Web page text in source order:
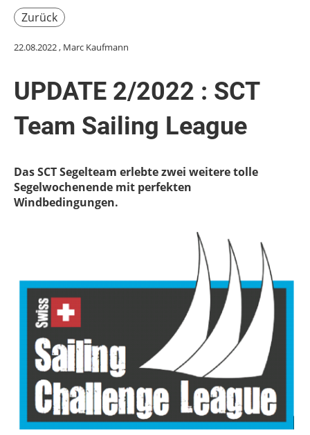
Zurück
22.08.2022, Marc Kaufmann
UPDATE 2/2022 : SCT
Team Sailing League
Das SCT Segelteam erlebte zwei weitere tolle
Segelwochenende mit perfekten
Windbedingungen.